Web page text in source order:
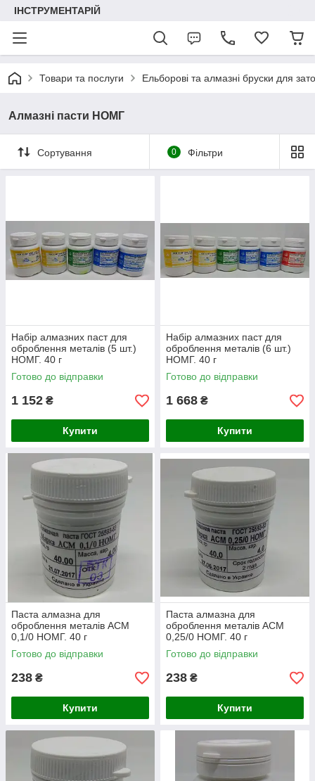
ІНСТРУМЕНТАРІЙ
Товари та послуги Ельборові та алмазні бруски для
Алмазні пасти НОМГ
Сортування 0 Фільтри
Набір алмазних паст для
оброблення металів (5 шт.)
НОМГ. 40 г
Готово до відправки
1 152 ₴
Купити
Набір алмазних паст для
оброблення металів (6 шт.)
НОМГ. 40 г
Готово до відправки
1 668 ₴
Купити
Паста алмазна для
оброблення металів АСМ
0,1/0 НОМГ. 40 г
Готово до відправки
238 ₴
Купити
Паста алмазна для
оброблення металів АСМ
0,25/0 НОМГ. 40 г
Готово до відправки
238 ₴
Купити